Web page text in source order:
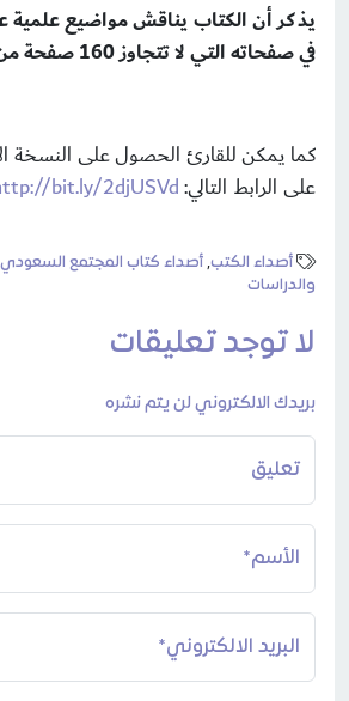
يذكر أن الكتاب يناقش مواضيع علمية
في صفحاته التي لا تتجاوز 160 صفحة من الحجم الصغير.
كما يمكن للقارئ الحصول على النسخة
على الرابط التالي:bit.ly/2djUSVd
أصداء الكتب,أصداء كتاب المجتمع السعودي
والدراسات
لا توجد تعليقات
بريدك الالكتروني لن يتم نشره
تعليق
الأسم*
البريد الالكتروني*